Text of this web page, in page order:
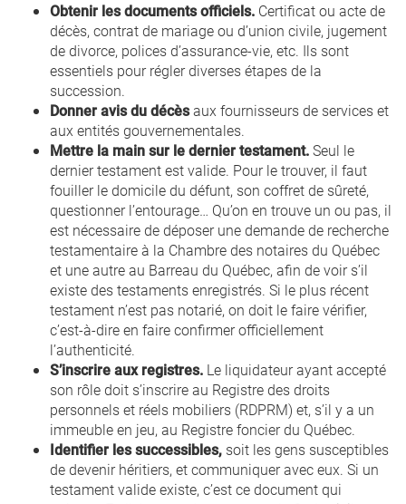
Obtenir les documents officiels. Certificat ou acte de
décès, contrat de mariage ou d’union civile, jugement
de divorce, polices d’assurance-vie, etc. Ils sont
essentiels pour régler diverses étapes de la
succession.
Donner avis du décèsaux fournisseurs de services et
aux entités gouvernementales.
Mettre la main sur le dernier testament.Seul le
dernier testament est valide. Pour le trouver, il faut
fouiller le domicile du défunt, son coffret de sûreté,
questionner l’entourage… Qu’on en trouve un ou pas, il
est nécessaire de déposer une demande de recherche
testamentaire à la Chambre des notaires du Québec
et une autre au Barreau du Québec, afin de voir s’il
existe des testaments enregistrés. Si le plus récent
testament n’est pas notarié, on doit le faire vérifier,
c’est-à-dire en faire confirmer officiellement
l’authenticité.
S’inscrire aux registres. Le liquidateur ayant accepté
son rôle doit s’inscrire au Registre des droits
personnels et réels mobiliers (RDPRM) et, s’il y a un
immeuble en jeu, au Registre foncier du Québec.
Identifier les successibles, soit les gens susceptibles
de devenir héritiers, et communiquer avec eux. Si un
testament valide existe, c’est ce document qui